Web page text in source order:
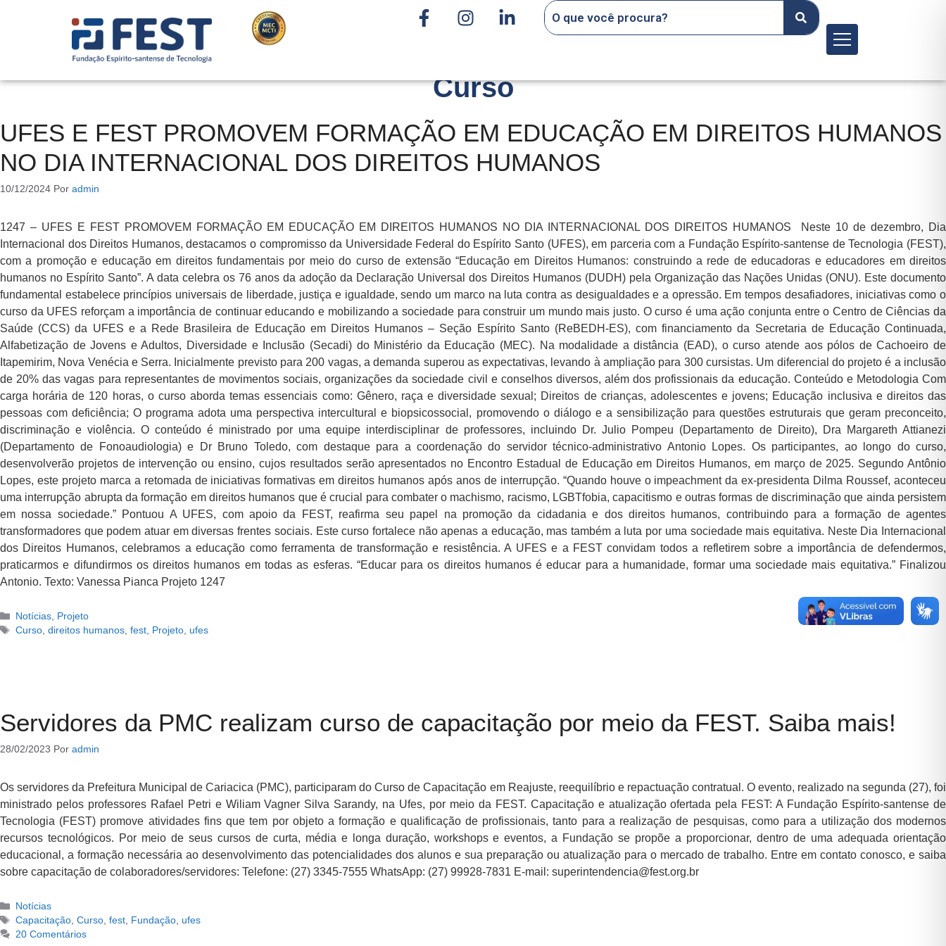
Menu
Curso
UFES E FEST PROMOVEM FORMAÇÃO EM EDUCAÇÃO EM DIREITOS HUMANOS
NO DIA INTERNACIONAL DOS DIREITOS HUMANOS
10/12/2024 Por admin
1247 – UFES E FEST PROMOVEM FORMAÇÃO EM EDUCAÇÃO EM DIREITOS HUMANOS NO DIA INTERNACIONAL DOS DIREITOS HUMANOS Neste 10 de dezembro, Dia
Internacional dos Direitos Humanos, destacamos o compromisso da Universidade Federal do Espírito Santo (UFES), em parceria com a Fundação Espírito-santense de Tecnologia (FEST),
com a promoção e educação em direitos fundamentais por meio do curso de extensão “Educação em Direitos Humanos: construindo a rede de educadoras e educadores em direitos
humanos no Espírito Santo”. A data celebra os 76 anos da adoção da Declaração Universal dos Direitos Humanos (DUDH) pela Organização das Nações Unidas (ONU). Este documento
fundamental estabelece princípios universais de liberdade, justiça e igualdade, sendo um marco na luta contra as desigualdades e a opressão. Em tempos desafiadores, iniciativas como o
curso da UFES reforçam a importância de continuar educando e mobilizando a sociedade para construir um mundo mais justo. O curso é uma ação conjunta entre o Centro de Ciências da
Saúde (CCS) da UFES e a Rede Brasileira de Educação em Direitos Humanos – Seção Espírito Santo (ReBEDH-ES), com financiamento da Secretaria de Educação Continuada,
Alfabetização de Jovens e Adultos, Diversidade e Inclusão (Secadi) do Ministério da Educação (MEC). Na modalidade a distância (EAD), o curso atende aos pólos de Cachoeiro de
Itapemirim, Nova Venécia e Serra. Inicialmente previsto para 200 vagas, a demanda superou as expectativas, levando à ampliação para 300 cursistas. Um diferencial do projeto é a inclusão
de 20% das vagas para representantes de movimentos sociais, organizações da sociedade civil e conselhos diversos, além dos profissionais da educação. Conteúdo e Metodologia Com
carga horária de 120 horas, o curso aborda temas essenciais como: Gênero, raça e diversidade sexual; Direitos de crianças, adolescentes e jovens; Educação inclusiva e direitos das
pessoas com deficiência; O programa adota uma perspectiva intercultural e biopsicossocial, promovendo o diálogo e a sensibilização para questões estruturais que geram preconceito,
discriminação e violência. O conteúdo é ministrado por uma equipe interdisciplinar de professores, incluindo Dr. Julio Pompeu (Departamento de Direito), Dra Margareth Attianezi
(Departamento de Fonoaudiologia) e Dr Bruno Toledo, com destaque para a coordenação do servidor técnico-administrativo Antonio Lopes. Os participantes, ao longo do curso,
desenvolverão projetos de intervenção ou ensino, cujos resultados serão apresentados no Encontro Estadual de Educação em Direitos Humanos, em março de 2025. Segundo Antônio
Lopes, este projeto marca a retomada de iniciativas formativas em direitos humanos após anos de interrupção. “Quando houve o impeachment da ex-presidenta Dilma Roussef, aconteceu
uma interrupção abrupta da formação em direitos humanos que é crucial para combater o machismo, racismo, LGBTfobia, capacitismo e outras formas de discriminação que ainda persistem
em nossa sociedade.” Pontuou A UFES, com apoio da FEST, reafirma seu papel na promoção da cidadania e dos direitos humanos, contribuindo para a formação de agentes
transformadores que podem atuar em diversas frentes sociais. Este curso fortalece não apenas a educação, mas também a luta por uma sociedade mais equitativa. Neste Dia Internacional
dos Direitos Humanos, celebramos a educação como ferramenta de transformação e resistência. A UFES e a FEST convidam todos a refletirem sobre a importância de defendermos,
praticarmos e difundirmos os direitos humanos em todas as esferas. “Educar para os direitos humanos é educar para a humanidade, formar uma sociedade mais equitativa.” Finalizou
Antonio. Texto: Vanessa Pianca Projeto 1247
Notícias,
Projeto
Curso, direitos humanos, fest, Projeto, ufes
Servidores da PMC realizam curso de capacitação por meio da FEST. Saiba mais!
28/02/2023 Por admin
Os servidores da Prefeitura Municipal de Cariacica (PMC), participaram do Curso de Capacitação em Reajuste, reequilíbrio e repactuação contratual. O evento, realizado na segunda (27), foi
ministrado pelos professores Rafael Petri e Wiliam Vagner Silva Sarandy, na Ufes, por meio da FEST. Capacitação e atualização ofertada pela FEST: A Fundação Espírito-santense de
Tecnologia (FEST) promove atividades fins que tem por objeto a formação e qualificação de profissionais, tanto para a realização de pesquisas, como para a utilização dos modernos
recursos tecnológicos. Por meio de seus cursos de curta, média e longa duração, workshops e eventos, a Fundação se propõe a proporcionar, dentro de uma adequada orientação
educacional, a formação necessária ao desenvolvimento das potencialidades dos alunos e sua preparação ou atualização para o mercado de trabalho. Entre em contato conosco, e saiba
sobre capacitação de colaboradores/servidores: Telefone: (27) 3345-7555 WhatsApp: (27) 99928-7831 E-mail: superintendencia@fest.org.br
Notícias
Capacitação, Curso, fest, Fundação, ufes
20 Comentários